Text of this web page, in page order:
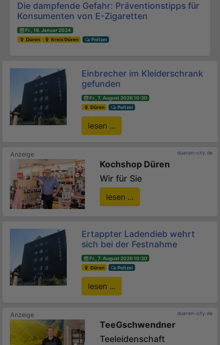
Die dampfende Gefahr: Präventionstipps für
Konsumenten von E-Zigaretten
Fr., 19. Januar 2024
Düren
Kreis Düren Polizei
Einbrecher im Kleiderschrank
gefunden
Fr., 7. August 2026 10:30
Düren
Polizei
lesen ...
dueren-city.de
Kochshop Düren
Wir für Sie
lesen ...
Ertappter Ladendieb wehrt
sich bei der Festnahme
Fr., 7. August 2026 10:30
Düren
Polizei
lesen ...
dueren-city.de
TeeGschwendner
Teeleidenschaft